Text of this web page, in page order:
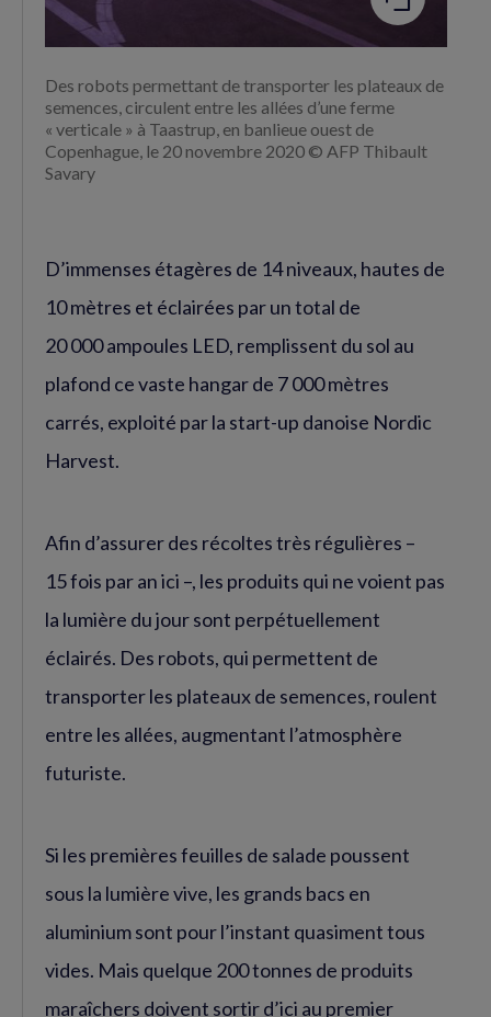
Des robots permettant de transporter les plateaux de
semences, circulent entre les allées d’une ferme
« verticale » à Taastrup, en banlieue ouest de
Copenhague, le 20 novembre 2020 © AFP Thibault
Savary
D’immenses étagères de 14 niveaux, hautes de
10 mètres et éclairées par un total de
20 000 ampoules LED, remplissent du sol au
plafond ce vaste hangar de 7 000 mètres
carrés, exploité par la start-up danoise Nordic
Harvest.
Afin d’assurer des récoltes très régulières –
15 fois par an ici –, les produits qui ne voient pas
la lumière du jour sont perpétuellement
éclairés. Des robots, qui permettent de
transporter les plateaux de semences, roulent
entre les allées, augmentant l’atmosphère
futuriste.
Si les premières feuilles de salade poussent
sous la lumière vive, les grands bacs en
aluminium sont pour l’instant quasiment tous
vides. Mais quelque 200 tonnes de produits
maraîchers doivent sortir d’ici au premier